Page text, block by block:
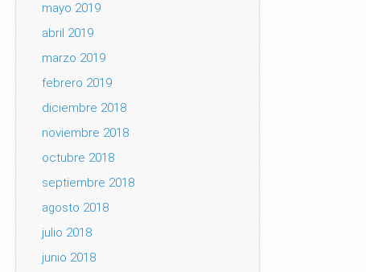
mayo 2019
abril 2019
marzo 2019
febrero 2019
diciembre 2018
noviembre 2018
octubre 2018
septiembre 2018
agosto 2018
julio 2018
junio 2018